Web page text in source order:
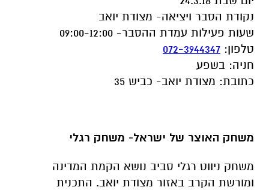
נקודת הסבר ויציאה- מצודת יואב
שעות פעילות עמדת ההסבר- 09:00-12:00
טלפון:
072-3944347
חניה: בשפע
כתובת: מצודת יואב- כביש 35
משחק האוצר של ישראל- משחק רגלי
משחק ניווט רגלי סביב נושא הקמת המדינה
ומורשת הקרב באזור מצודת יואב. התכנית